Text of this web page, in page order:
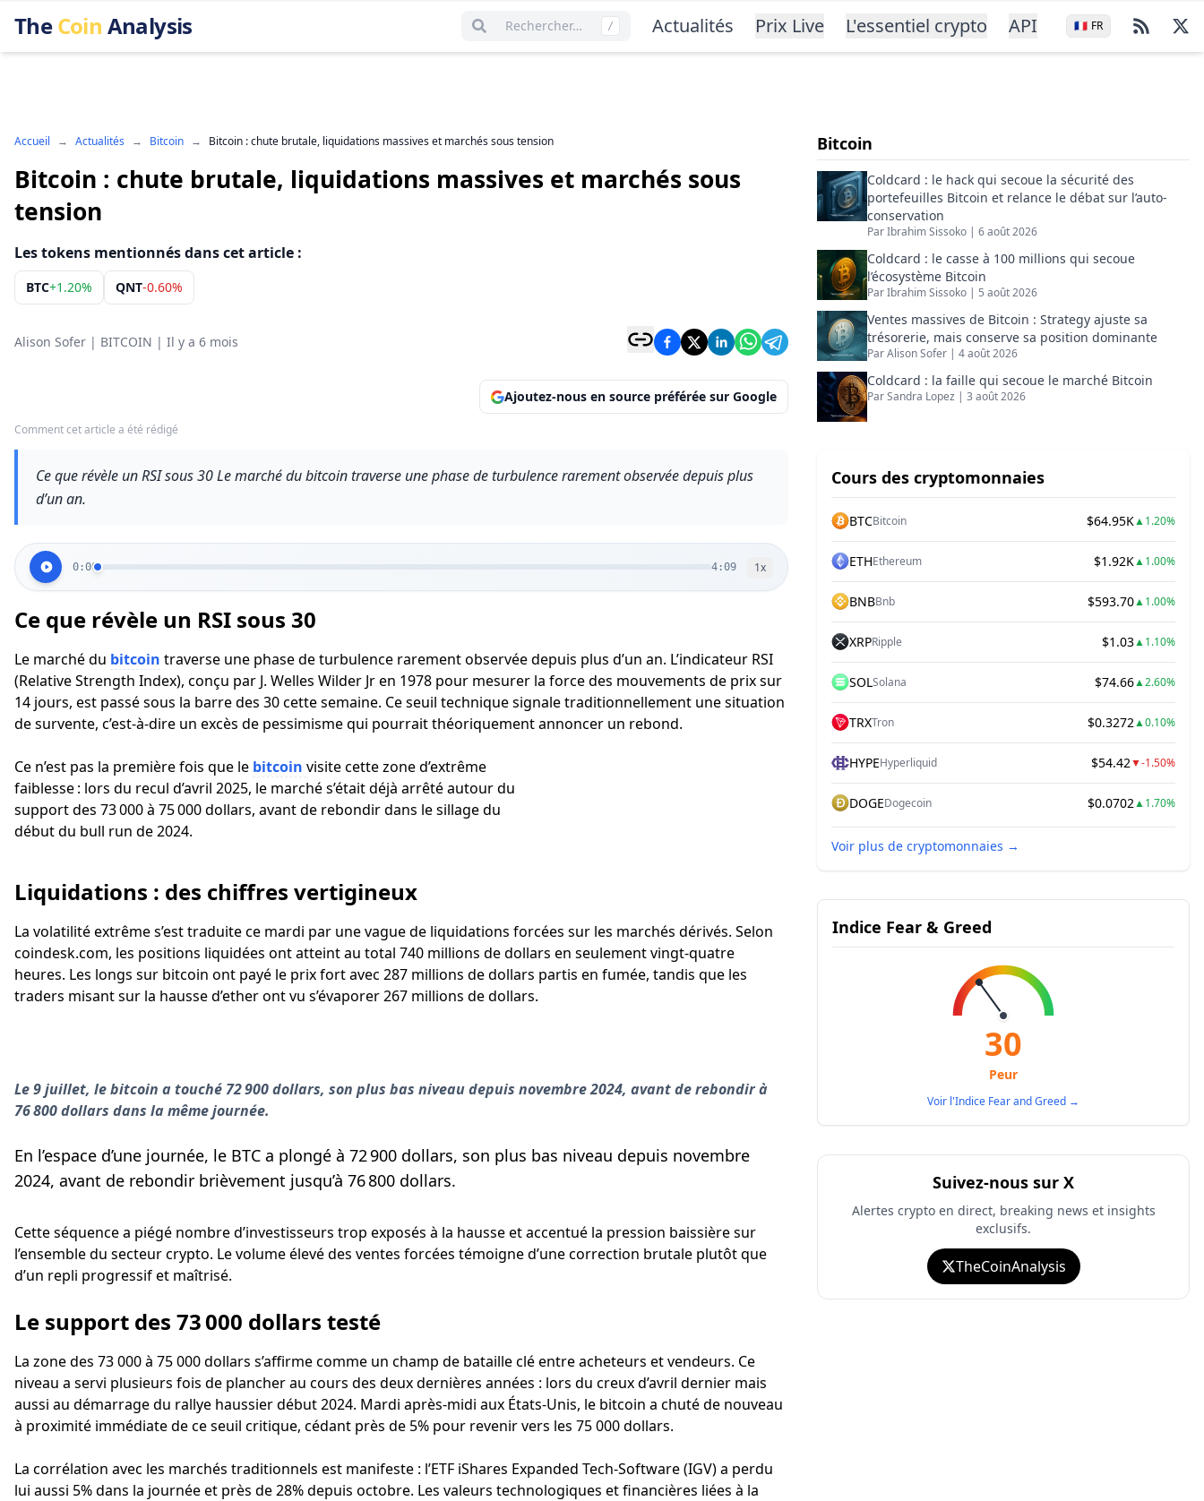
TheCoin Analysis Rechercher… / Actualités Prix Live L'essentiel crypto API 🇫🇷 FR
Accueil → Actualités → Bitcoin → Bitcoin : chute brutale, liquidations massives et marchés sous tension
Bitcoin : chute brutale, liquidations massives et marchés sous
tension
Les tokens mentionnés dans cet article :
BTC+1.20% QNT-0.60%
Alison Sofer | BITCOIN | Il y a 6 mois
Ajoutez-nous en source préférée sur Google
Comment cet article a été rédigé
Ce que révèle un RSI sous 30 Le marché du bitcoin traverse une phase de turbulence rarement observée depuis plus
d’un an.
0:00 4:09 1x
Ce que révèle un RSI sous 30
Le marché du bitcoin traverse une phase de turbulence rarement observée depuis plus d’un an. L’indicateur RSI
(Relative Strength Index), conçu par J. Welles Wilder Jr en 1978 pour mesurer la force des mouvements de prix sur
14 jours, est passé sous la barre des 30 cette semaine. Ce seuil technique signale traditionnellement une situation
de survente, c’est-à-dire un excès de pessimisme qui pourrait théoriquement annoncer un rebond.
Ce n’est pas la première fois que le bitcoin visite cette zone d’extrême
faiblesse : lors du recul d’avril 2025, le marché s’était déjà arrêté autour du
support des 73 000 à 75 000 dollars, avant de rebondir dans le sillage du
début du bull run de 2024.
Liquidations : des chiffres vertigineux
La volatilité extrême s’est traduite ce mardi par une vague de liquidations forcées sur les marchés dérivés. Selon
coindesk.com, les positions liquidées ont atteint au total 740 millions de dollars en seulement vingt-quatre
heures. Les longs sur bitcoin ont payé le prix fort avec 287 millions de dollars partis en fumée, tandis que les
traders misant sur la hausse d’ether ont vu s’évaporer 267 millions de dollars.
Le 9 juillet, le bitcoin a touché 72 900 dollars, son plus bas niveau depuis novembre 2024, avant de rebondir à
76 800 dollars dans la même journée.
En l’espace d’une journée, le BTC a plongé à 72 900 dollars, son plus bas niveau depuis novembre
2024, avant de rebondir brièvement jusqu’à 76 800 dollars.
Cette séquence a piégé nombre d’investisseurs trop exposés à la hausse et accentué la pression baissière sur
l’ensemble du secteur crypto. Le volume élevé des ventes forcées témoigne d’une correction brutale plutôt que
d’un repli progressif et maîtrisé.
Le support des 73 000 dollars testé
La zone des 73 000 à 75 000 dollars s’affirme comme un champ de bataille clé entre acheteurs et vendeurs. Ce
niveau a servi plusieurs fois de plancher au cours des deux dernières années : lors du creux d’avril dernier mais
aussi au démarrage du rallye haussier début 2024. Mardi après-midi aux États-Unis, le bitcoin a chuté de nouveau
à proximité immédiate de ce seuil critique, cédant près de 5% pour revenir vers les 75 000 dollars.
La corrélation avec les marchés traditionnels est manifeste : l’ETF iShares Expanded Tech-Software (IGV) a perdu
lui aussi 5% dans la journée et près de 28% depuis octobre. Les valeurs technologiques et financières liées à la
Bitcoin
Coldcard : le hack qui secoue la sécurité des
portefeuilles Bitcoin et relance le débat sur l’auto-
conservation
ParIbrahim Sissoko | 6 août 2026
Coldcard : le casse à 100 millions qui secoue
l’écosystème Bitcoin
ParIbrahim Sissoko | 5 août 2026
Ventes massives de Bitcoin : Strategy ajuste sa
trésorerie, mais conserve sa position dominante
ParAlison Sofer | 4 août 2026
Coldcard : la faille qui secoue le marché Bitcoin
ParSandra Lopez | 3 août 2026
Cours des cryptomonnaies
BTCBitcoin $64.95K▲1.20%
ETHEthereum $1.92K▲1.00%
BNBBnb $593.70▲1.00%
XRPRipple $1.03▲1.10%
SOLSolana $74.66▲2.60%
TRXTron $0.3272▲0.10%
HYPEHyperliquid $54.42▼-1.50%
DOGEDogecoin $0.0702▲1.70%
Voir plus de cryptomonnaies →
Indice Fear & Greed
30
Peur
Voir l'Indice Fear and Greed →
Suivez-nous sur X
Alertes crypto en direct, breaking news et insights
exclusifs.
TheCoinAnalysis